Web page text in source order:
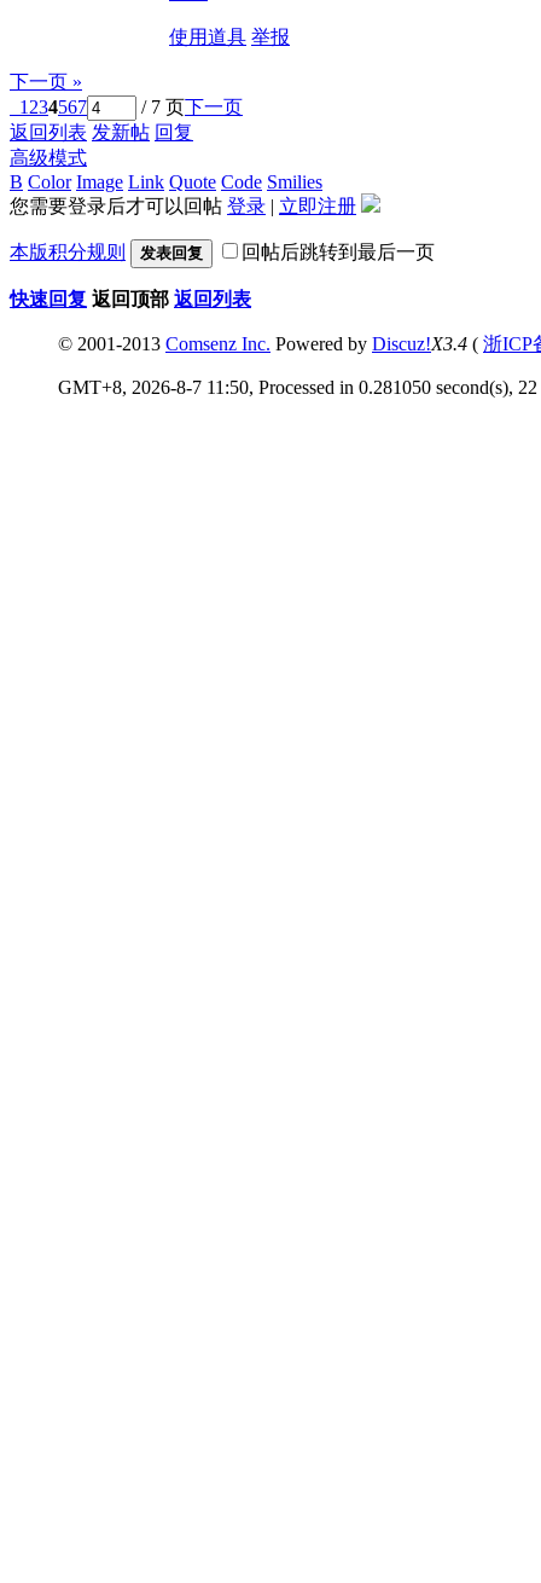
使用道具 举报
下一页 »
1 234567 / 7 页下一页
返回列表 发新帖 回复
高级模式
B Color Image Link Quote Code Smilies
您需要登录后才可以回帖 登录 | 立即注册
本版积分规则 发表回复 回帖后跳转到最后一页
快速回复 返回顶部 返回列表
© 2001-2013 Comsenz Inc. Powered by Discuz!X3.4 ( 浙ICP
GMT+8, 2026-8-7 11:50, Processed in 0.281050 second(s), 22